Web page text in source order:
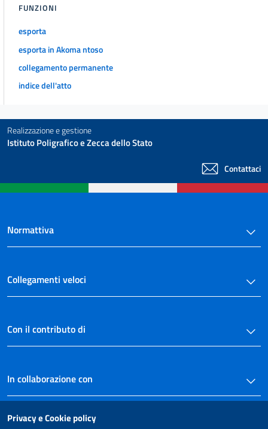
FUNZIONI
esporta
esporta in Akoma ntoso
collegamento permanente
indice dell'atto
Realizzazione e gestione
Istituto Poligrafico e Zecca dello Stato
Contattaci
Normattiva
Collegamenti veloci
Con il contributo di
In collaborazione con
Privacy e Cookie policy